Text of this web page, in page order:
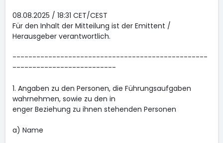
08.08.2025 / 18:31 CET/CEST
Für den Inhalt der Mitteilung ist der Emittent /
Herausgeber verantwortlich.
-------------------------------------------------
--------------------------
1. Angaben zu den Personen, die Führungsaufgaben
wahrnehmen, sowie zu den in
enger Beziehung zu ihnen stehenden Personen
a) Name